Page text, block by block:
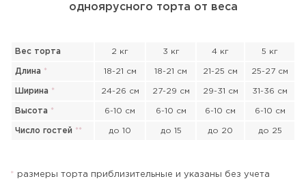
одноярусного торта от веса
Вес торта 2 кг 3 кг 4 кг 5 кг
Длина * 18-21 см 18-21 см 21-25 см 25-27 см
Ширина * 24-26 см 27-29 см 29-31 см 31-36 см
Высота * 6-10 см 6-10 см 6-10 см 6-10 см
Число гостей ** до 10 до 15 до 20 до 25
*
размеры торта приблизительные и указаны без учета
Прикрепить файл или фото